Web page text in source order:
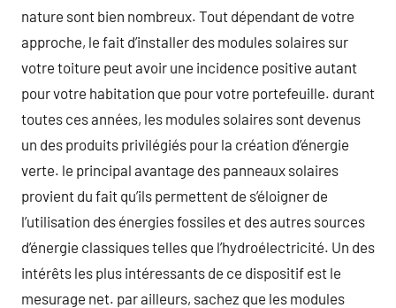
nature sont bien nombreux. Tout dépendant de votre
approche, le fait d’installer des modules solaires sur
votre toiture peut avoir une incidence positive autant
pour votre habitation que pour votre portefeuille. durant
toutes ces années, les modules solaires sont devenus
un des produits privilégiés pour la création d’énergie
verte. le principal avantage des panneaux solaires
provient du fait qu’ils permettent de s’éloigner de
l’utilisation des énergies fossiles et des autres sources
d’énergie classiques telles que l’hydroélectricité. Un des
intérêts les plus intéressants de ce dispositif est le
mesurage net. par ailleurs, sachez que les modules